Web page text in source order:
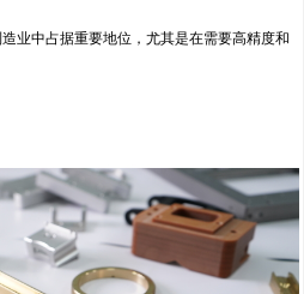
业中占据重要地位，尤其是在需要高精度和